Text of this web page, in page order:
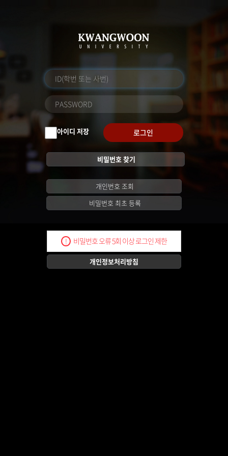
아이디 저장 로그인
비밀번호 찾기
개인번호 조회
비밀번호 최초 등록
! 비밀번호 오류 5회 이상 로그인 제한
개인정보처리방침